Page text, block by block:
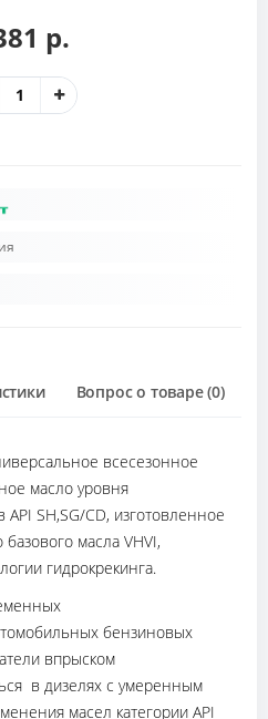
р.
Вопрос о товаре (0)
всесезонное
масло уровня
API SН,SG/CD, изготовленное
масла VHVI,
гидрокрекинга.
бензиновых
впрыском
в дизелях с умеренным
масел категории API